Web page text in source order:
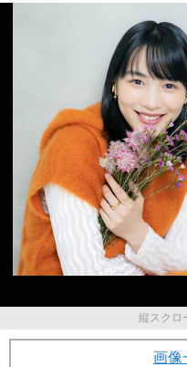
縦スクロ
画像